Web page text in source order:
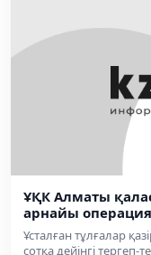
ҰҚК Алматы
арнайы операция
Ұсталған тұлғалар
сотқа дейінгі тергеп-